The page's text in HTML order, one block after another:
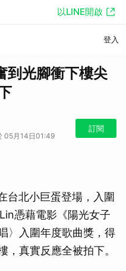
以LINE開啟
登入
到光腳衝下樓尖
05月14日01:49
訂閱
台北小巨蛋登場，入圍
憑藉電影《陽光女子
〉入圍年度歌曲獎，得
，真實反應全被拍下。